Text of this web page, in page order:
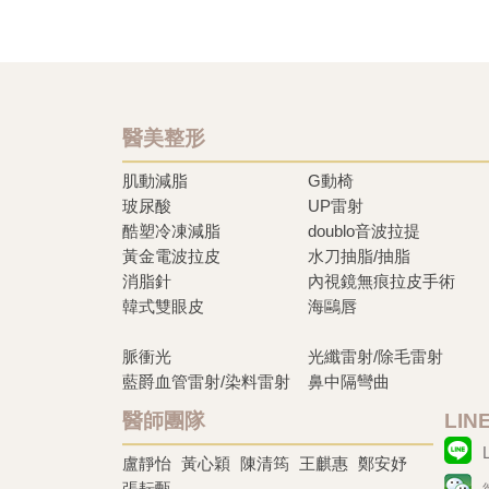
醫美整形
肌動減脂
G動椅
玻尿酸
UP雷射
酷塑冷凍減脂
doublo音波拉提
黃金電波拉皮
水刀抽脂/抽脂
消脂針
內視鏡無痕拉皮手術
韓式雙眼皮
海鷗唇
脈衝光
光纖雷射/除毛雷射
藍爵血管雷射/染料雷射
鼻中隔彎曲
醫師團隊
盧靜怡 黃心穎 陳清筠 王麒惠 鄭安妤